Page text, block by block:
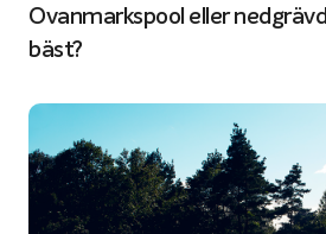
Ovanmarkspool eller
bäst?